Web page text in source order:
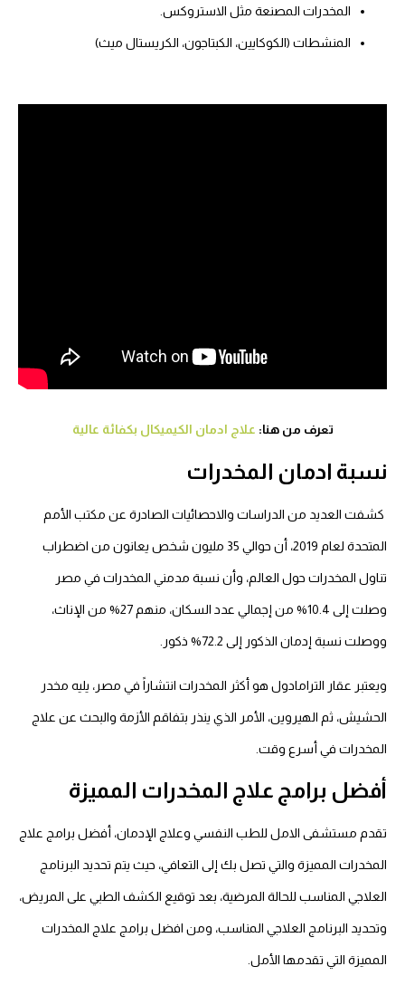
المخدرات المصنعة مثل الاستروكس.
المنشطات (الكوكايين، الكبتاجون، الكريستال ميث)
تعرف من هنا: علاج ادمان الكيميكال بكفائة عالية
نسبة ادمان المخدرات
كشفت العديد من الدراسات والاحصائيات الصادرة عن مكتب الأمم
المتحدة لعام 2019، أن حوالي 35 مليون شخص يعانون من اضطراب
تناول المخدرات حول العالم، وأن نسبة مدمني المخدرات في مصر
وصلت إلى 10.4% من إجمالي عدد السكان، منهم 27% من الإناث،
ووصلت نسبة إدمان الذكور إلى 72.2% ذكور.
ويعتبر عقار الترامادول هو أكثر المخدرات انتشاراً في مصر، يليه مخدر
الحشيش، ثم الهيروين، الأمر الذي ينذر بتفاقم الأزمة والبحث عن علاج
المخدرات في أسرع وقت.
أفضل برامج علاج المخدرات المميزة
تقدم مستشفى الامل للطب النفسي وعلاج الإدمان، أفضل برامج علاج
المخدرات المميزة والتي تصل بك إلى التعافي، حيث يتم تحديد البرنامج
العلاجي المناسب للحالة المرضية، بعد توقيع الكشف الطبي على المريض،
وتحديد البرنامج العلاجي المناسب، ومن افضل برامج علاج المخدرات
المميزة التي تقدمها الأمل.